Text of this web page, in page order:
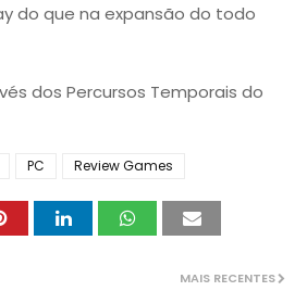
do que na expansão do todo
dos Percursos Temporais do
PC Review Games
MAIS RECENTES